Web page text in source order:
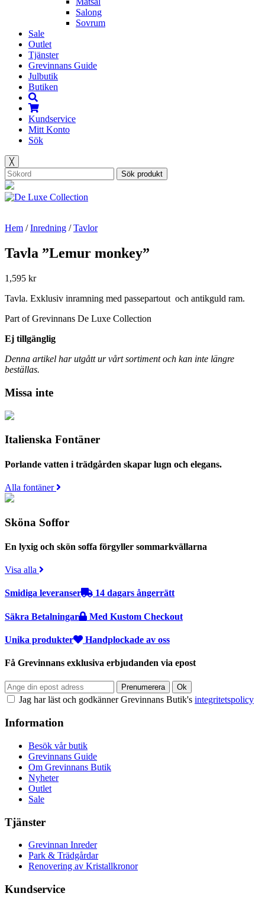
Salong
Sovrum
Sale
Outlet
Tjänster
Grevinnans Guide
Julbutik
Butiken
Kundservice
Mitt Konto
Sök
╳
Sök produkt
Hem /Inredning /Tavlor
Tavla ”Lemur monkey”
1,595 kr
Tavla. Exklusiv inramning med passepartout och antikguld ram.
Part of Grevinnans De Luxe Collection
Ej tillgänglig
Denna artikel har utgått ur vårt sortiment och kan inte längre
beställas.
Missa inte
Italienska Fontäner
Porlande vatten i trädgården skapar lugn och elegans.
Alla fontäner
Sköna Soffor
En lyxig och skön soffa förgyller sommarkvällarna
Visa alla
Smidiga leveranser 14 dagars ångerrätt
Säkra Betalningar Med Kustom Checkout
Unika produkter Handplockade av oss
Få Grevinnans exklusiva erbjudanden via epost
Jag har läst och godkänner Grevinnans Butik's integritetspolicy
Information
Besök vår butik
Grevinnans Guide
Om Grevinnans Butik
Nyheter
Outlet
Sale
Tjänster
Grevinnan Inreder
Park & Trädgårdar
Renovering av Kristallkronor
Kundservice